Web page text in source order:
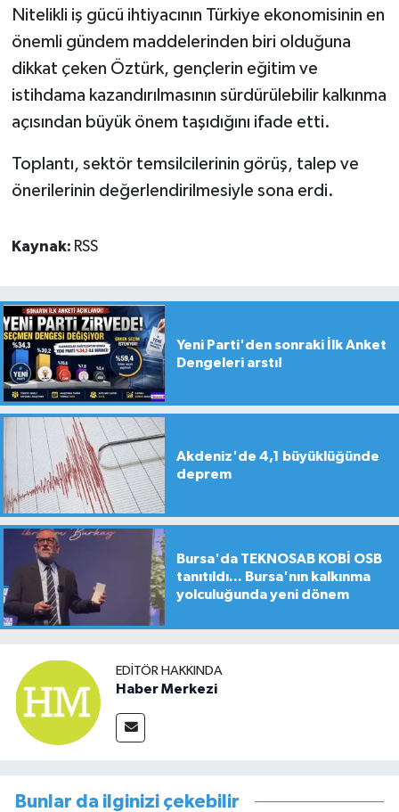
Nitelikli iş gücü ihtiyacının Türkiye ekonomisinin en
önemli gündem maddelerinden biri olduğuna
dikkat çeken Öztürk, gençlerin eğitim ve
istihdama kazandırılmasının sürdürülebilir kalkınma
açısından büyük önem taşıdığını ifade etti.
Toplantı, sektör temsilcilerinin görüş, talep ve
önerilerinin değerlendirilmesiyle sona erdi.
Kaynak: RSS
Yeni Parti'den sonraki İlk Anket
Dengeleri arstı!
Akdeniz'de 4,1 büyüklüğünde
deprem
Bursa'da TEKNOSAB KOBİ OSB
tanıtıldı... Bursa'nın kalkınma
yolculuğunda yeni dönem
EDITÖR HAKKINDA
Haber Merkezi
Bunlar da ilginizi çekebilir